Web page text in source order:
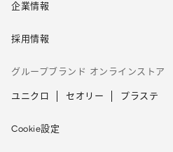
企業情報
採用情報
グループブランド オンラインストア
ユニクロ セオリー プラステ
Cookie設定